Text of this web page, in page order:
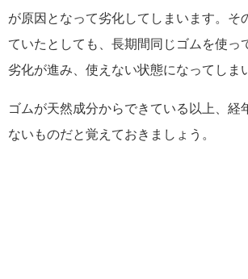
が原因となって劣化してしまいます。そ
ていたとしても、長期間同じゴムを使っ
劣化が進み、使えない状態になってしま
ゴムが天然成分からできている以上、経
ないものだと覚えておきましょう。